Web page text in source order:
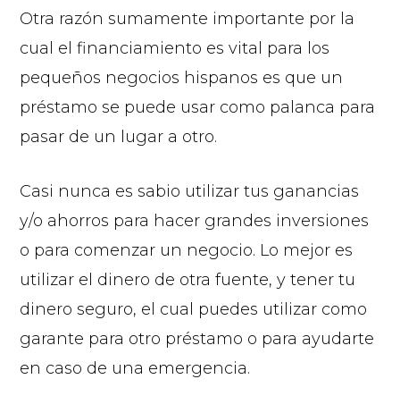
Otra razón sumamente importante por la
cual el financiamiento es vital para los
pequeños negocios hispanos es que un
préstamo se puede usar como palanca para
pasar de un lugar a otro.
Casi nunca es sabio utilizar tus ganancias
y/o ahorros para hacer grandes inversiones
o para comenzar un negocio. Lo mejor es
utilizar el dinero de otra fuente, y tener tu
dinero seguro, el cual puedes utilizar como
garante para otro préstamo o para ayudarte
en caso de una emergencia.